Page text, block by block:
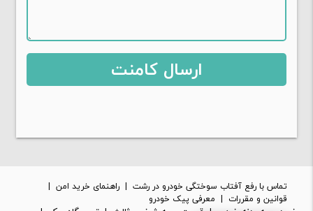
تماس با رفع آفتاب سوختگی خودرو در رشت |راهنمای خرید امن |
قوانین و مقررات | معرفی پیک خودرو